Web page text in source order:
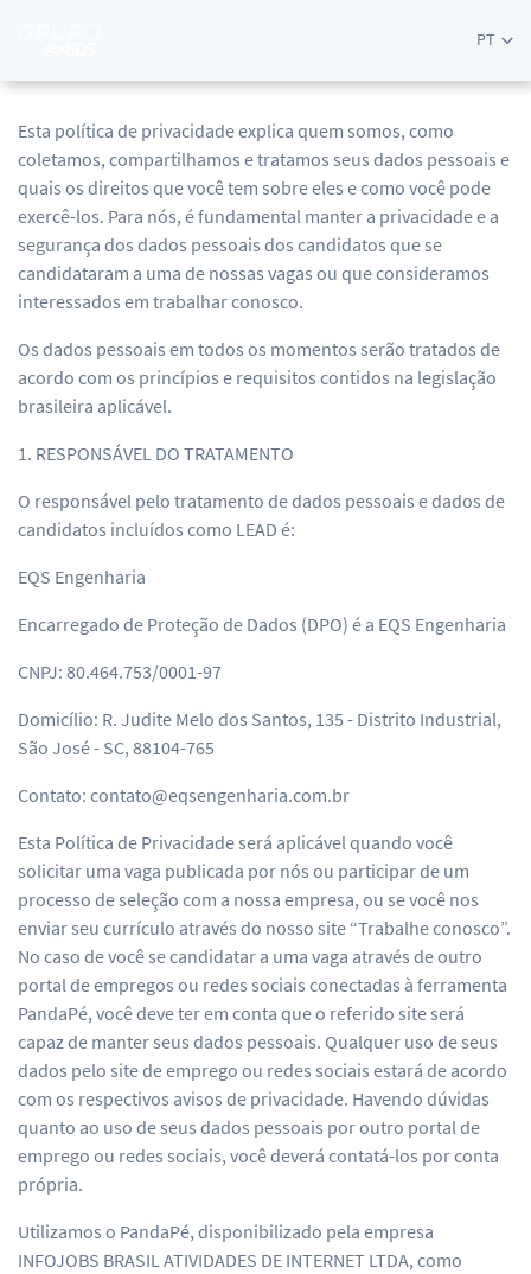
PT
Esta política de privacidade explica quem somos, como
coletamos, compartilhamos e tratamos seus dados pessoais e
quais os direitos que você tem sobre eles e como você pode
exercê-los. Para nós, é fundamental manter a privacidade e a
segurança dos dados pessoais dos candidatos que se
candidataram a uma de nossas vagas ou que consideramos
interessados em trabalhar conosco.
Os dados pessoais em todos os momentos serão tratados de
acordo com os princípios e requisitos contidos na legislação
brasileira aplicável.
1. RESPONSÁVEL DO TRATAMENTO
O responsável pelo tratamento de dados pessoais e dados de
candidatos incluídos como LEAD é:
EQS Engenharia
Encarregado de Proteção de Dados (DPO) é a EQS Engenharia
CNPJ: 80.464.753/0001-97
Domicílio: R. Judite Melo dos Santos, 135 - Distrito Industrial,
São José - SC, 88104-765
Contato: contato@eqsengenharia.com.br
Esta Política de Privacidade será aplicável quando você
solicitar uma vaga publicada por nós ou participar de um
processo de seleção com a nossa empresa, ou se você nos
enviar seu currículo através do nosso site “Trabalhe conosco”.
No caso de você se candidatar a uma vaga através de outro
portal de empregos ou redes sociais conectadas à ferramenta
PandaPé, você deve ter em conta que o referido site será
capaz de manter seus dados pessoais. Qualquer uso de seus
dados pelo site de emprego ou redes sociais estará de acordo
com os respectivos avisos de privacidade. Havendo dúvidas
quanto ao uso de seus dados pessoais por outro portal de
emprego ou redes sociais, você deverá contatá-los por conta
própria.
Utilizamos o PandaPé, disponibilizado pela empresa
INFOJOBS BRASIL ATIVIDADES DE INTERNET LTDA, como